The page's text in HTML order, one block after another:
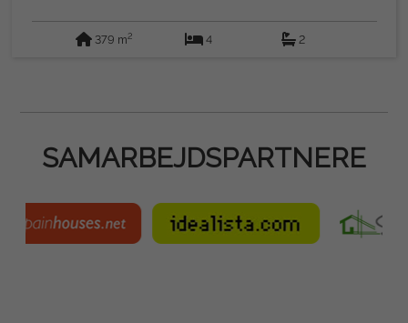
379 m2 4 2
SAMARBEJDSPARTNERE